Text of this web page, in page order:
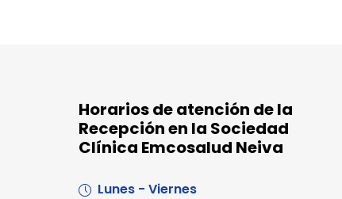
Horarios de atención de la
Recepción en la Sociedad
Clínica Emcosalud Neiva
Lunes - Viernes